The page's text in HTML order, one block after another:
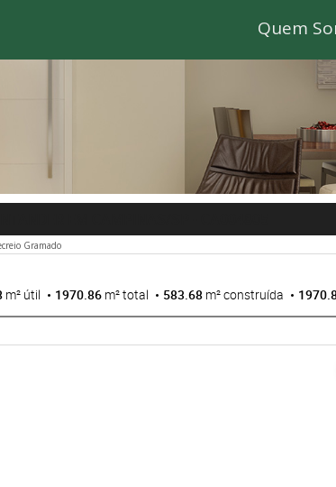
Quem
Gramado
m² útil 1970.86 m² total 583.68 m² construída